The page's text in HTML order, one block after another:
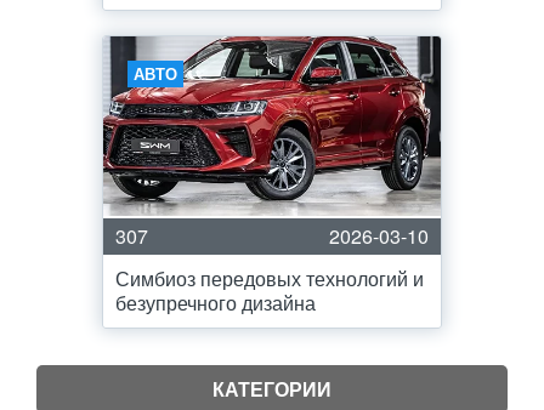
АВТО
307
2026-03-10
Симбиоз передовых технологий и
безупречного дизайна
КАТЕГОРИИ